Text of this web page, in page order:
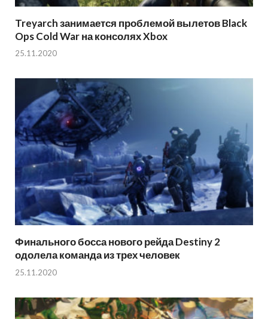
Treyarch занимается проблемой вылетов Black
Ops Cold War на консолях Xbox
25.11.2020
Финального босса нового рейда Destiny 2
одолела команда из трех человек
25.11.2020